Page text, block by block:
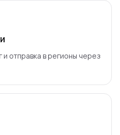
отправка в регионы через